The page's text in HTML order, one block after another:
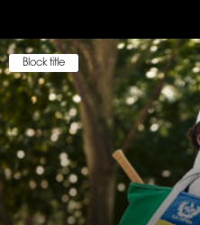
Block title